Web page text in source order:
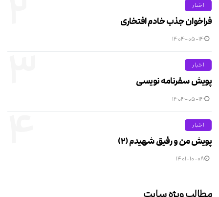
اخبار
فراخوان جذب خادم افتخاری
۱۴۰۴-۰۵-۱۴
اخبار
پویش سفرنامه نویسی
۱۴۰۴-۰۵-۱۴
اخبار
پویش من و رفیق شهیدم (۲)
۱۴۰۱-۱۰-۰۸